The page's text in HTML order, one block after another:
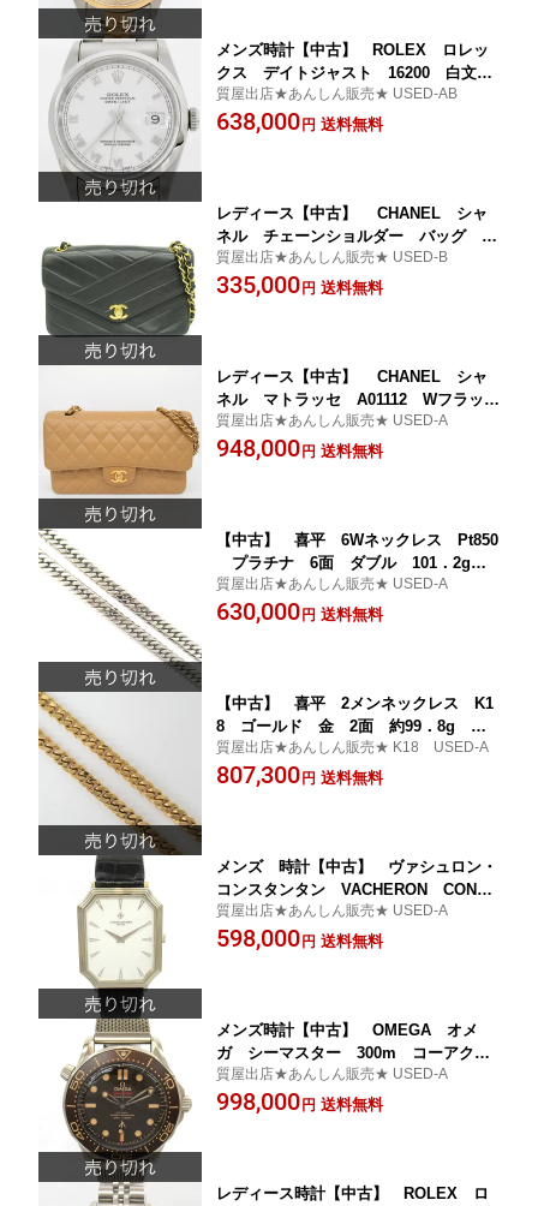
メンズ時計【中古】 ROLEX ロレッ
クス デイトジャスト 16200 白文字
盤 オーバーホール済み【楽ギフ_包装
選択】
質屋出店★あんしん販売★ USED-AB
638,000 円 送料無料
レディース【中古】 CHANEL シャ
ネル チェーンショルダー バッグ ス
テッチ ショルダーバッグ【楽ギフ_包
装選択】
質屋出店★あんしん販売★ USED-B
335,000 円 送料無料
レディース【中古】 CHANEL シャ
ネル マトラッセ A01112 Wフラップ
チェーンショルダーバッグ ベージュ系
【楽ギフ_包装選択】
質屋出店★あんしん販売★ USED-A
948,000 円 送料無料
【中古】 喜平 6Wネックレス Pt850
プラチナ 6面 ダブル 101．2g 5
1cm【楽ギフ_包装選択】
質屋出店★あんしん販売★ USED-A
630,000 円 送料無料
【中古】 喜平 2メンネックレス K1
8 ゴールド 金 2面 約99．8g 約5
1cm 仕上げ済み【楽ギフ_包装選択】
質屋出店★あんしん販売★ K18 USED-A
807,300 円 送料無料
メンズ 時計【中古】 ヴァシュロン・
コンスタンタン VACHERON CONST
ANTIN 手巻き 時計 750刻印 K18
金 ゴールド オーバーホール済み
質屋出店★あんしん販売★ USED-A
598,000 円 送料無料
メンズ時計【中古】 OMEGA オメ
ガ シーマスター 300m コーアクシ
ャル マスタークロノメーター 007エ
ディション 210．90．42．20．01．00
質屋出店★あんしん販売★ USED-A
998,000 円 送料無料
レディース時計【中古】 ROLEX ロ